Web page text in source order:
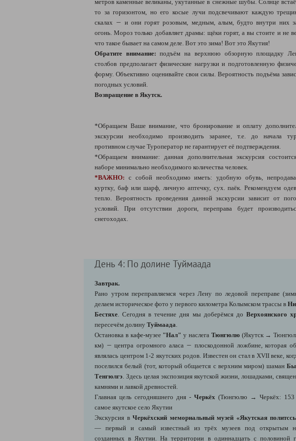
метров каменные великаны, укутанные в снежные шубы. Солнце
то за горизонтом, но его косые лучи подсвечивают каждую
скалах — и они горят розовым, медным, алым, будто внутри них
огонь. Мороз только добавляет драмы: щёки горят, а вы стоите и не
что такое бывает на самом деле. Вот это зима! Вот это Якутия!
Обратите внимание: подъём на верхнюю обзорную площадку
столбов предполагает физические нагрузки и подготовленную
форму. Объективно оценивайте свои силы. Вероятность подъёма
погодных условий.
Возвращение в Якутск.
*Обращаем Ваше внимание, что бронирование и оплату
экскурсии необходимо производить заранее, т.е. до начала
противном случае Туроператор не гарантирует её подтверждения.
*Обращаем внимание: данная дополнительная экскурсия
наборе минимально необходимого количества человек.
*ВАЖНО: с собой необходимо иметь: удобную обувь,
куртку, баф или шарф, личную аптечку, сух. паёк. Рекомендуем
тепло. Вероятность проведения данной экскурсии зависит от
условий. При отсутствии дороги, переправа будет
снегоходах.
День 4: По долине Туймаада
Завтрак.
Рано утром переправляемся через Лену по ледовой переправе
делаем историческое фото у первого километра Колымском трассы в
Бестяхе . Сегодня в течение дня мы доберёмся до Верхоянского
пересечём долину Туймаада
Остановка в кафе-музее "Нал" у наслега Тюнгюлю(Якутск →
км) — центра огромного аласа — плоскодонной ложбине, которая
являлась центром 1-2 якутских родов. Известен он стал в XVII веке,
поселился белый (тот, который общается с верхним миром) шаман
Тенгюлгэ . Здесь целая экспозиция якутской жизни, лошадками,
камнями и лавкой древностей.
Главная цель сегодняшнего дня - Черкёх (Тюнгюлю → Черкёх:
самое якутское село Якутии
Экскурсия в Черкёхский мемориальный музей «Якутская
— первый и самый известный из трёх музеев под открытым
созданных в Якутии. На территории в одиннадцать с половиной